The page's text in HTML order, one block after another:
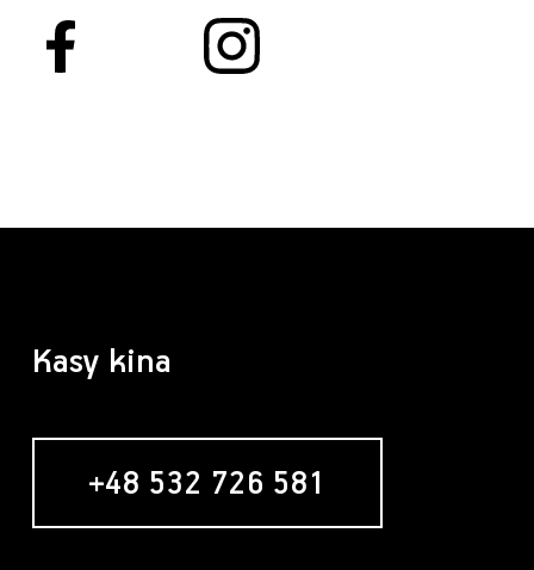
Kasy kina
+48 532 726 581